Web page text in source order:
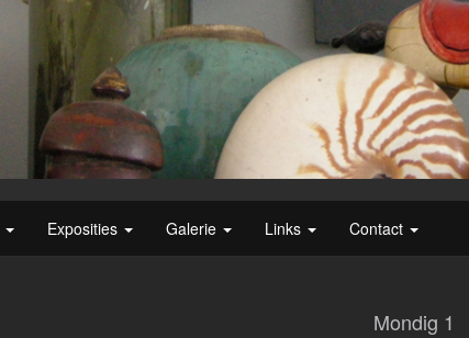
Exposities Galerie Links Contact
Mondig 1